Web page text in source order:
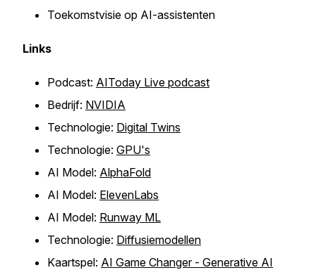
Toekomstvisie op AI-assistenten
Links
Podcast: AIToday Live podcast
Bedrijf: NVIDIA
Technologie: Digital Twins
Technologie: GPU's
AI Model: AlphaFold
AI Model: ElevenLabs
AI Model: Runway ML
Technologie: Diffusiemodellen
Kaartspel: AI Game Changer - Generative AI